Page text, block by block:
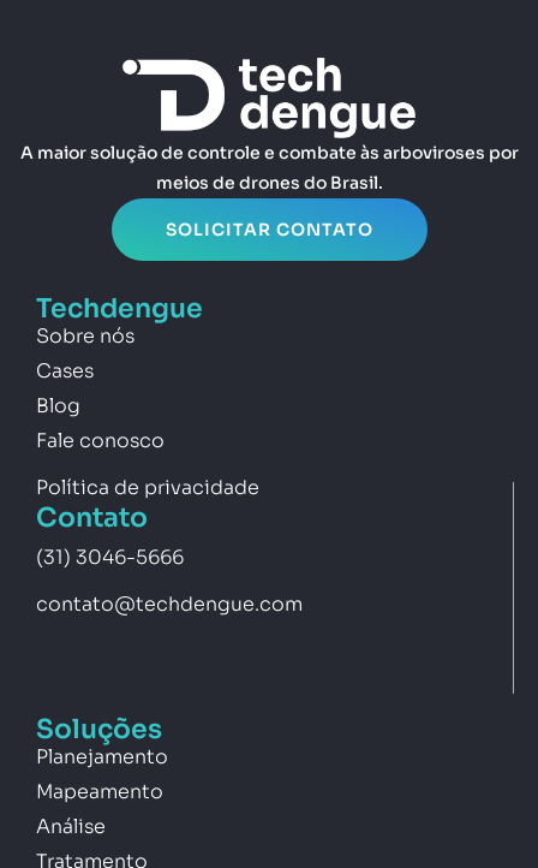
A maior solução de controle e combate às arboviroses por
meios de drones do Brasil.
SOLICITAR CONTATO
Techdengue
Sobre nós
Cases
Blog
Fale conosco
Política de privacidade
Contato
(31) 3046-5666
contato@techdengue.com
Soluções
Planejamento
Mapeamento
Análise
Tratamento